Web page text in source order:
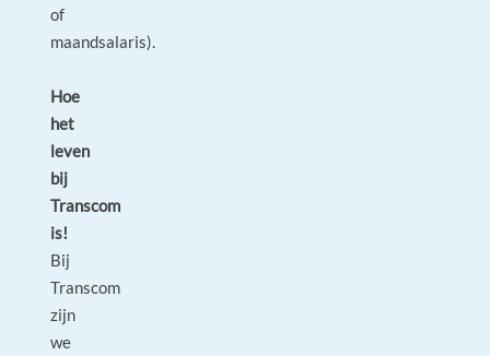
of
maandsalaris).
Hoe
het
leven
bij
Transcom
is!
Bij
Transcom
zijn
we